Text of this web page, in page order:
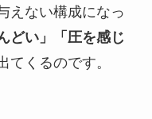
えない構成になっ
どい」「圧を感じ
てくるのです。